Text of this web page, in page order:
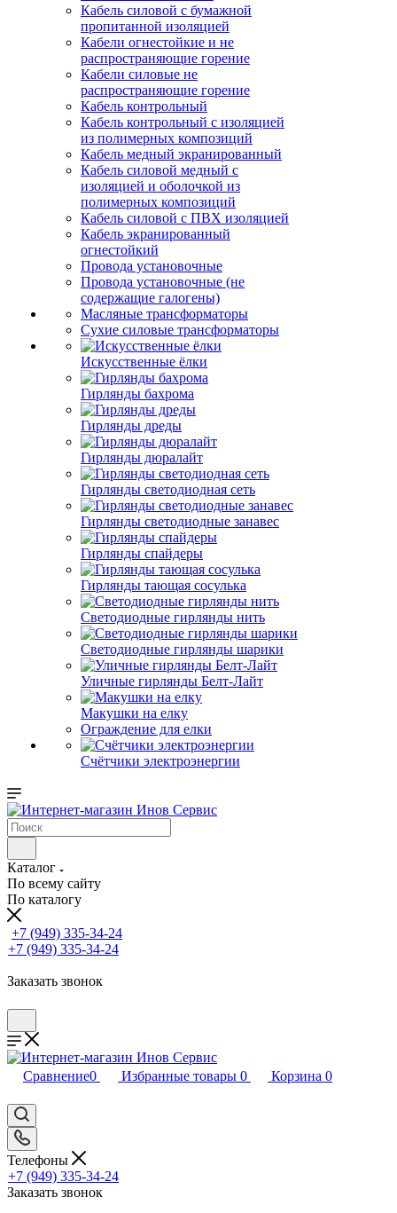
Кабель силовой с бумажной
пропитанной изоляцией
Кабели огнестойкие и не
распространяющие горение
Кабели силовые не
распространяющие горение
Кабель контрольный
Кабель контрольный с изоляцией
из полимерных композиций
Кабель медный экранированный
Кабель силовой медный с
изоляцией и оболочкой из
полимерных композиций
Кабель силовой с ПВХ изоляцией
Кабель экранированный
огнестойкий
Провода установочные
Провода установочные (не
содержащие галогены)
Масляные трансформаторы
Сухие силовые трансформаторы
Искусственные ёлки
Гирлянды бахрома
Гирлянды дреды
Гирлянды дюралайт
Гирлянды светодиодная сеть
Гирлянды светодиодные занавес
Гирлянды спайдеры
Гирлянды тающая сосулька
Светодиодные гирлянды нить
Светодиодные гирлянды шарики
Уличные гирлянды Белт-Лайт
Макушки на елку
Ограждение для елки
Счётчики электроэнергии
Каталог
По всему сайту
По каталогу
+7 (949) 335-34-24
+7 (949) 335-34-24
Заказать звонок
Сравнение0 Избранные товары 0 Корзина 0
Телефоны
+7 (949) 335-34-24
Заказать звонок